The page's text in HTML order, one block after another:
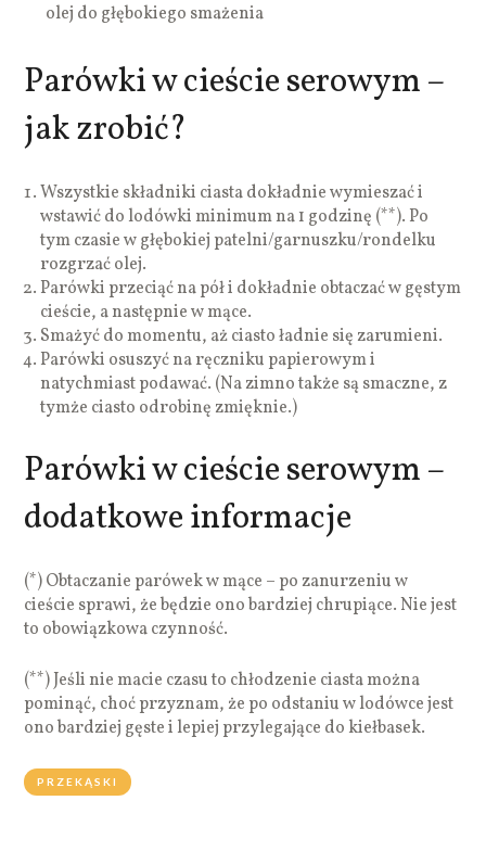
olej do głębokiego smażenia
Parówki w cieście serowym –
jak zrobić?
Wszystkie składniki ciasta dokładnie wymieszać i
wstawić do lodówki minimum na 1 godzinę (**). Po
tym czasie w głębokiej patelni/garnuszku/rondelku
rozgrzać olej.
Parówki przeciąć na pół i dokładnie obtaczać w gęstym
cieście, a następnie w mące.
Smażyć do momentu, aż ciasto ładnie się zarumieni.
Parówki osuszyć na ręczniku papierowym i
natychmiast podawać. (Na zimno także są smaczne, z
tymże ciasto odrobinę zmięknie.)
Parówki w cieście serowym –
dodatkowe informacje
(*) Obtaczanie parówek w mące – po zanurzeniu w
cieście sprawi, że będzie ono bardziej chrupiące. Nie jest
to obowiązkowa czynność.
(**) Jeśli nie macie czasu to chłodzenie ciasta można
pominąć, choć przyznam, że po odstaniu w lodówce jest
ono bardziej gęste i lepiej przylegające do kiełbasek.
PRZEKĄSKI